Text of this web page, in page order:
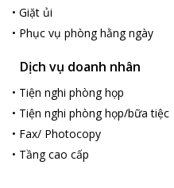
• Giặt ủi
• Phục vụ phòng hằng ngày
Dịch vụ doanh nhân
• Tiện nghi phòng họp
• Tiện nghi phòng họp/bữa tiệc
• Fax/ Photocopy
• Tầng cao cấp